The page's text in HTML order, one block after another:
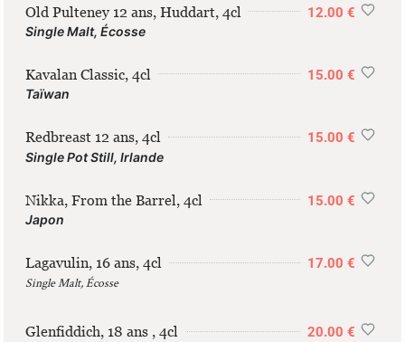
Old Pulteney 12 ans, Huddart, 4cl 12.00 €
Single Malt, Écosse
Kavalan Classic, 4cl 15.00 €
Taïwan
Redbreast 12 ans, 4cl 15.00 €
Single Pot Still, Irlande
Nikka, From the Barrel, 4cl 15.00 €
Japon
Lagavulin, 16 ans, 4cl
17.00 €
Single Malt, Écosse
Glenfiddich, 18 ans , 4cl 20.00 €